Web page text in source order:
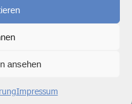
ansehen
Impressum
/ GAFA mbH